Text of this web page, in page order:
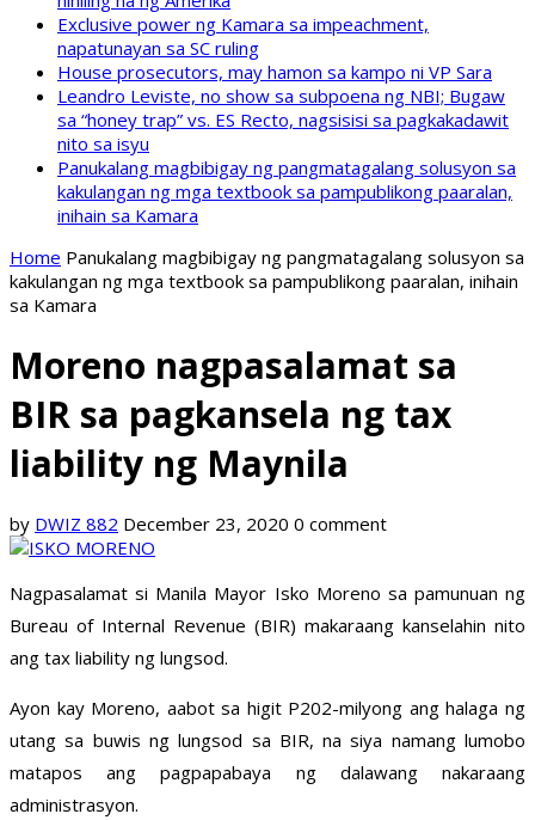
Exclusive power ng Kamara sa impeachment,
napatunayan sa SC ruling
House prosecutors, may hamon sa kampo ni VP Sara
Leandro Leviste, no show sa subpoena ng NBI; Bugaw
sa “honey trap” vs. ES Recto, nagsisisi sa pagkakadawit
nito sa isyu
Panukalang magbibigay ng pangmatagalang solusyon sa
kakulangan ng mga textbook sa pampublikong paaralan,
inihain sa Kamara
Home Panukalang magbibigay ng pangmatagalang solusyon sa
kakulangan ng mga textbook sa pampublikong paaralan, inihain
sa Kamara
Moreno nagpasalamat sa
BIR sa pagkansela ng tax
liability ng Maynila
by DWIZ 882 December 23, 2020 0 comment
Nagpasalamat si Manila Mayor Isko Moreno sa pamunuan ng
Bureau of Internal Revenue (BIR) makaraang kanselahin nito
ang tax liability ng lungsod.
Ayon kay Moreno, aabot sa higit P202-milyong ang halaga ng
utang sa buwis ng lungsod sa BIR, na siya namang lumobo
matapos ang pagpapabaya ng dalawang nakaraang
administrasyon.